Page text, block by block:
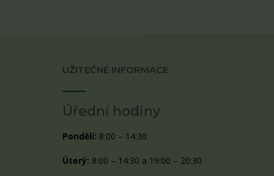
UŽITEČNÉ INFORMACE
Úřední hodiny
Pondělí: 8:00 – 14:30
Úterý: 8:00 – 14:30 a 19:00 – 20:30